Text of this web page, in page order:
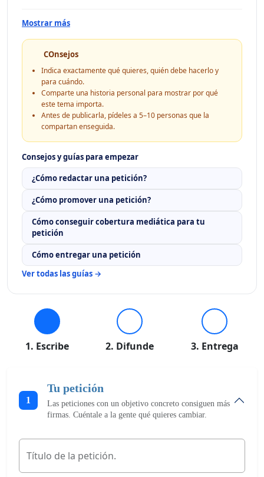
1. Escribe 2. Difunde 3. Entrega
1
Tu petición
Las peticiones con un objetivo concreto consiguen más
firmas. Cuéntale a la gente qué quieres cambiar.
Título de la petición.
Mostrar más
COnsejos
Indica exactamente qué quieres, quién debe hacerlo y
para cuándo.
Comparte una historia personal para mostrar por qué
este tema importa.
Antes de publicarla, pídeles a 5–10 personas que la
compartan enseguida.
Consejos y guías para empezar
¿Cómo redactar una petición?
¿Cómo promover una petición?
Cómo conseguir cobertura mediática para tu
petición
Cómo entregar una petición
Ver todas las guías →